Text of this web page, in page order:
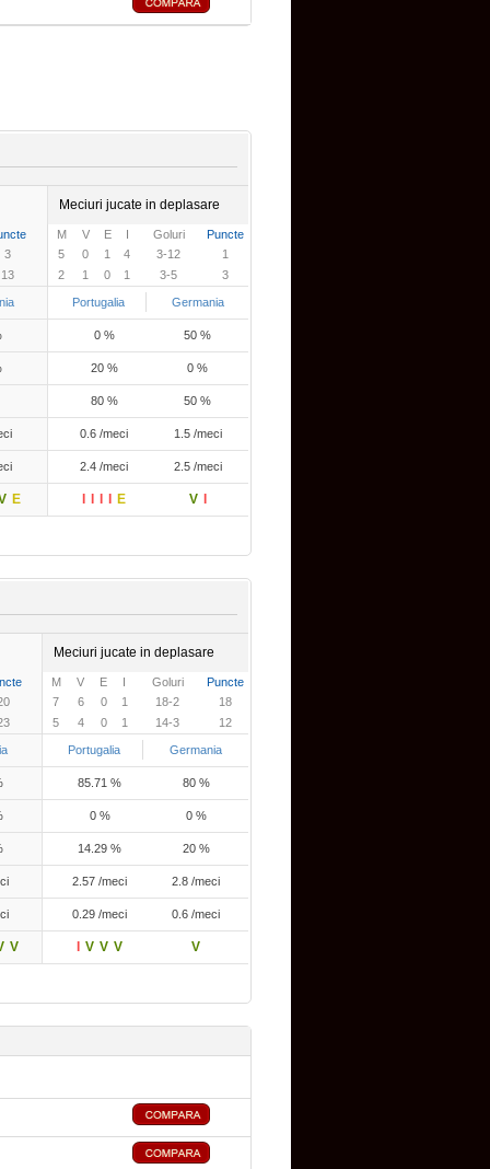
Meciuri jucate in deplasare
M V E I Goluri
Puncte
3
5 0 1 4 3-12
1
13
2 1 0 1 3-5 3
Portugalia Germania
0 % 50 %
20 % 0 %
80 % 50 %
0.6 /meci 1.5 /meci
2.4 /meci 2.5 /meci
E E V
Meciuri jucate in deplasare
M V E I Goluri
Puncte
7 6 0 1 18-2
18
5 4 0 1 14-3 12
Portugalia Germania
85.71 % 80 %
0 % 0 %
14.29 % 20 %
2.57 /meci 2.8 /meci
0.29 /meci 0.6 /meci
V V V V V